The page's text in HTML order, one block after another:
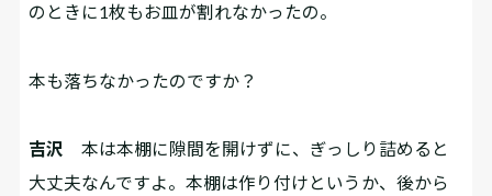
のときに1枚もお皿が割れなかったの。
――本も落ちなかったのですか？
吉沢
本は本棚に隙間を開けずに、ぎっしり詰めると
大丈夫なんですよ。本棚は作り付けというか、後から